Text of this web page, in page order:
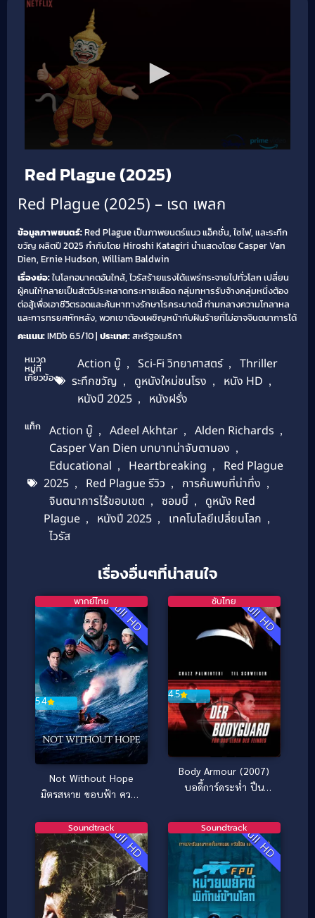
Red Plague (2025)
Red Plague (2025) – เรด เพลก
ข้อมูลภาพยนตร์:Red Plague เป็นภาพยนตร์แนว แอ็คชั่น, ไซไฟ, และระทึก
ขวัญ ผลิตปี 2025 กำกับโดย Hiroshi Katagiri นำแสดงโดย Casper Van
Dien, Ernie Hudson, William Baldwin
เรื่องย่อ:ในโลกอนาคตอันใกล้, ไวรัสร้ายแรงได้แพร่กระจายไปทั่วโลก เปลี่ยน
ผู้คนให้กลายเป็นสัตว์ประหลาดกระหายเลือด กลุ่มทหารรับจ้างกลุ่มหนึ่งต้อง
ต่อสู้เพื่อเอาชีวิตรอดและค้นหาทางรักษาโรคระบาดนี้ ท่ามกลางความโกลาหล
และการทรยศหักหลัง, พวกเขาต้องเผชิญหน้ากับฝันร้ายที่ไม่อาจจินตนาการได้
คะแนน:IMDb 6.5/10 | ประเทศ:สหรัฐอเมริกา
หมวด
หมู่ที่
เกี่ยวข้อง
Action บู๊ , Sci-Fi วิทยาศาสตร์ ,
Thriller
ระทึกขวัญ , ดูหนังใหม่ชนโรง , หนัง HD ,
หนังปี 2025 , หนังฝรั่ง
แท็ก Action บู๊ , Adeel Akhtar , Alden Richards ,
Casper Van Dien บทบาทน่าจับตามอง ,
Educational , Heartbreaking ,
Red Plague
2025 , Red Plague รีวิว , การค้นพบที่น่าทึ่ง ,
จินตนาการไร้ขอบเขต , ซอมบี้ ,
ดูหนัง Red
Plague , หนังปี 2025 , เทคโนโลยีเปลี่ยนโลก ,
ไวรัส
เรื่องอื่นๆที่น่าสนใจ
Full HD
5.4
พากย์ไทย
Not Without Hope
มิตรสหาย ขอบฟ้า ความ
Full HD
4.5
ซับไทย
Body Armour (2007)
บอดี้การ์ดระห่ำ ปืน
Full HD
Soundtrack Full HD
Soundtrack